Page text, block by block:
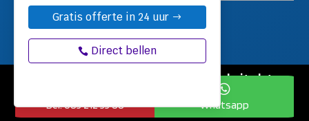
Gratis offerte in 24 uur
Direct bellen
Website laten
Privacyverklaring|Disclaimer|KVK-nummer:
Bel: 085 212 55 88

Whatsapp